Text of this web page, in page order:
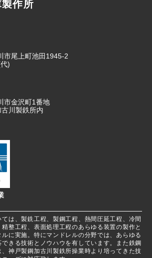
作所
尾上町池田1945-2
代)
金沢町1番地
古川製鉄所内
は、製銑工程、製鋼工程、熱間圧延工程、冷間
整工程、表面処理工程のあらゆる装置の製作と
ルに実施。特にマンドレルの分野では、あらゆる
できる技術とノウハウを有しています。また鉄鋼
神戸製鋼加古川製鉄所操業時より培ってきた技